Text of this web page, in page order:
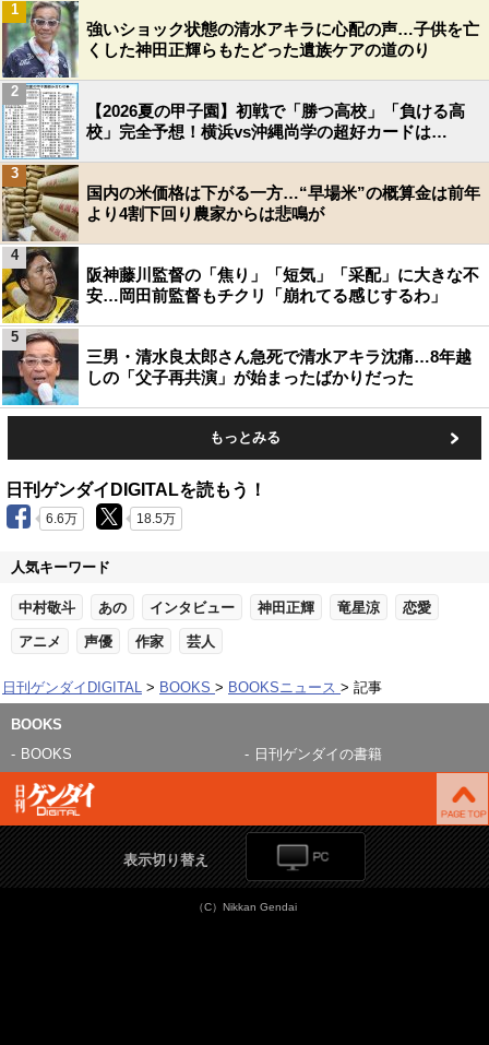
強いショック状態の清水アキラに心配の声…子供を亡
くした神田正輝らもたどった遺族ケアの道のり
1
【2026夏の甲子園】初戦で「勝つ高校」「負ける高
校」完全予想！横浜vs沖縄尚学の超好カードは…
2
国内の米価格は下がる一方…“早場米”の概算金は前年
より4割下回り農家からは悲鳴が
3
阪神藤川監督の「焦り」「短気」「采配」に大きな不
安…岡田前監督もチクリ「崩れてる感じするわ」
4
三男・清水良太郎さん急死で清水アキラ沈痛…8年越
しの「父子再共演」が始まったばかりだった
5
もっとみる
日刊ゲンダイDIGITALを読もう！
6.6万 18.5万
人気キーワード
中村敬斗 あの インタビュー 神田正輝 竜星涼 恋愛
アニメ 声優 作家 芸人
日刊ゲンダイDIGITAL BOOKS BOOKSニュース 記事
BOOKS
BOOKS
日刊ゲンダイの書籍
表示切り替え
（C）Nikkan Gendai